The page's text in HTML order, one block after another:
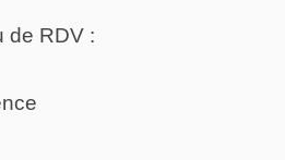
de RDV :